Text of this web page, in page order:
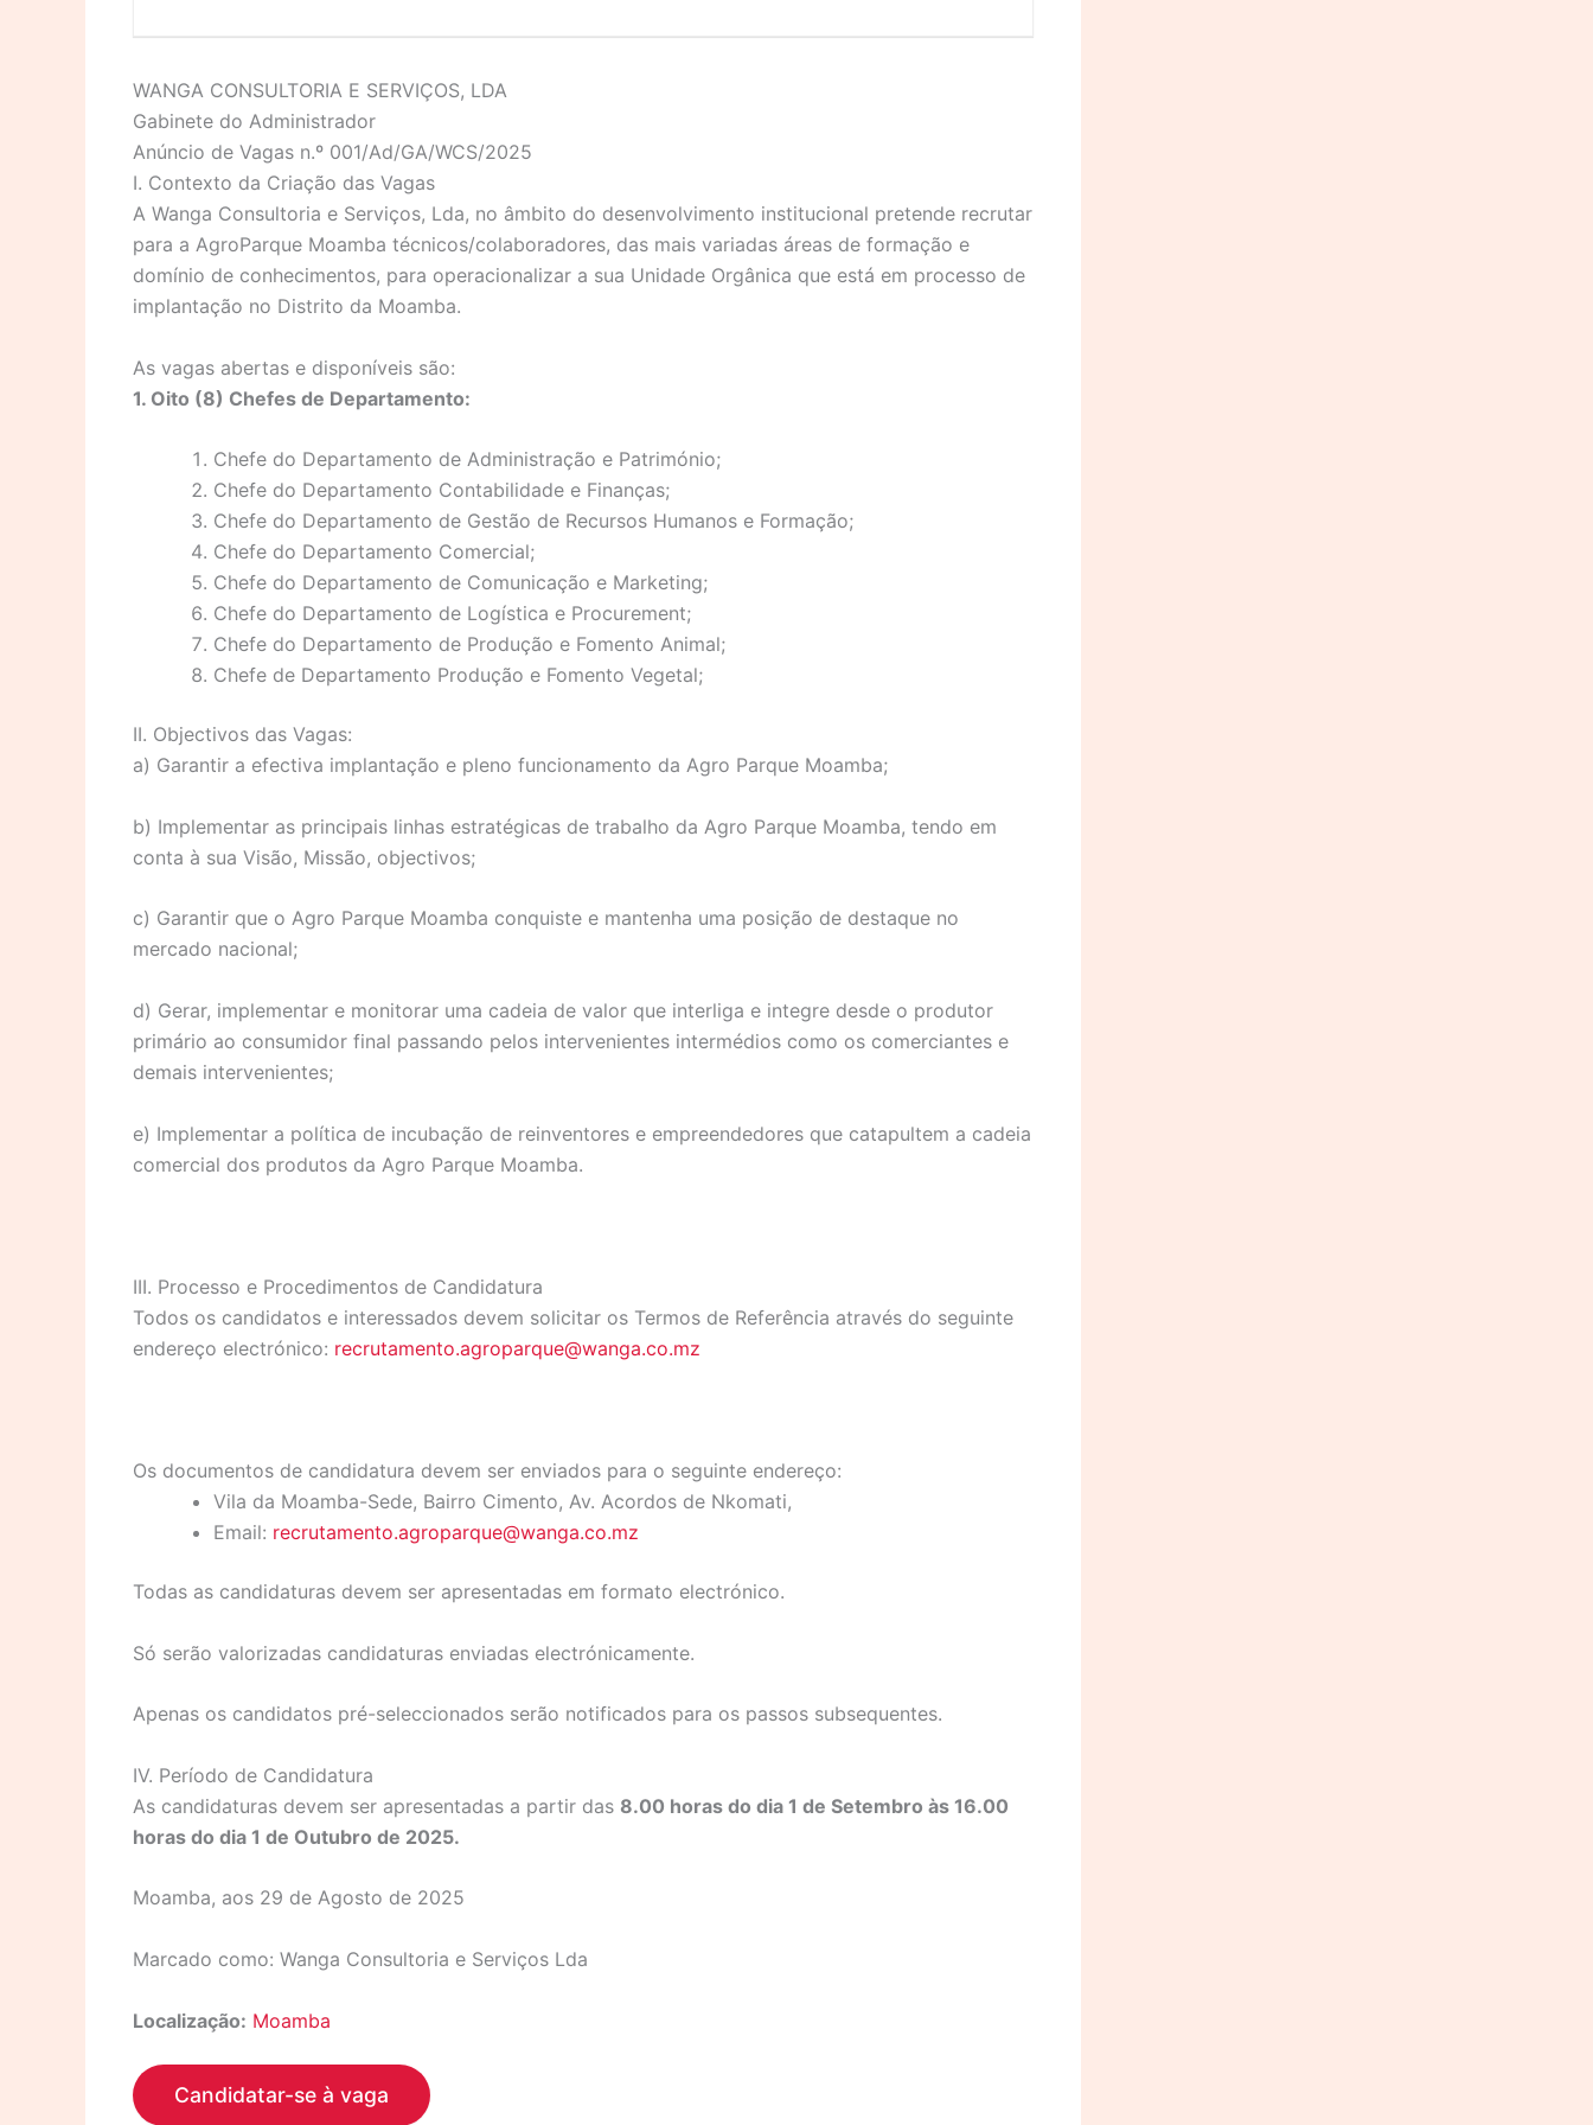
WANGA CONSULTORIA E SERVIÇOS, LDA
Gabinete do Administrador
Anúncio de Vagas n.º 001/Ad/GA/WCS/2025
I. Contexto da Criação das Vagas
A Wanga Consultoria e Serviços, Lda, no âmbito do desenvolvimento institucional pretende recrutar
para a AgroParque Moamba técnicos/colaboradores, das mais variadas áreas de formação e
domínio de conhecimentos, para operacionalizar a sua Unidade Orgânica que está em processo de
implantação no Distrito da Moamba.
As vagas abertas e disponíveis são:
1. Oito (8) Chefes de Departamento:
Chefe do Departamento de Administração e Património;
Chefe do Departamento Contabilidade e Finanças;
Chefe do Departamento de Gestão de Recursos Humanos e Formação;
Chefe do Departamento Comercial;
Chefe do Departamento de Comunicação e Marketing;
Chefe do Departamento de Logística e Procurement;
Chefe do Departamento de Produção e Fomento Animal;
Chefe de Departamento Produção e Fomento Vegetal;
II. Objectivos das Vagas:
a) Garantir a efectiva implantação e pleno funcionamento da Agro Parque Moamba;
b) Implementar as principais linhas estratégicas de trabalho da Agro Parque Moamba, tendo em
conta à sua Visão, Missão, objectivos;
c) Garantir que o Agro Parque Moamba conquiste e mantenha uma posição de destaque no
mercado nacional;
d) Gerar, implementar e monitorar uma cadeia de valor que interliga e integre desde o produtor
primário ao consumidor final passando pelos intervenientes intermédios como os comerciantes e
demais intervenientes;
e) Implementar a política de incubação de reinventores e empreendedores que catapultem a cadeia
comercial dos produtos da Agro Parque Moamba.
III. Processo e Procedimentos de Candidatura
Todos os candidatos e interessados devem solicitar os Termos de Referência através do seguinte
endereço electrónico: recrutamento.agroparque@wanga.co.mz
Os documentos de candidatura devem ser enviados para o seguinte endereço:
Vila da Moamba-Sede, Bairro Cimento, Av. Acordos de Nkomati,
Email: recrutamento.agroparque@wanga.co.mz
Todas as candidaturas devem ser apresentadas em formato electrónico.
Só serão valorizadas candidaturas enviadas electrónicamente.
Apenas os candidatos pré-seleccionados serão notificados para os passos subsequentes.
IV. Período de Candidatura
As candidaturas devem ser apresentadas a partir das 8.00 horas do dia 1 de Setembro às 16.00
horas do dia 1 de Outubro de 2025.
Moamba, aos 29 de Agosto de 2025
Marcado como: Wanga Consultoria e Serviços Lda
Localização: Moamba